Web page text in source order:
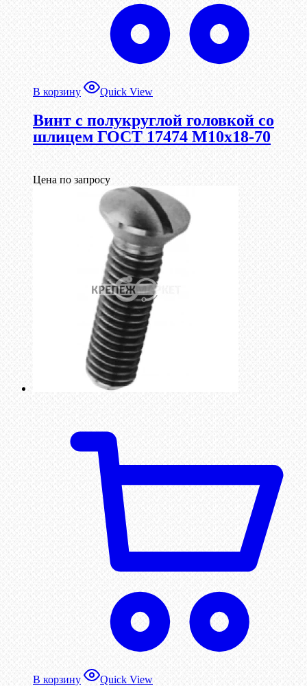
В корзину Quick View
Винт с полукруглой головкой со
шлицем ГОСТ 17474 М10х18-70
Цена по запросу
В корзину Quick View